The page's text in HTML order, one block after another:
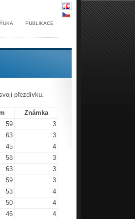
PUBLIKACE
přezdívku.
Známka
59
3
63
3
45
4
58
3
63
3
59
3
53
4
50
4
46
4